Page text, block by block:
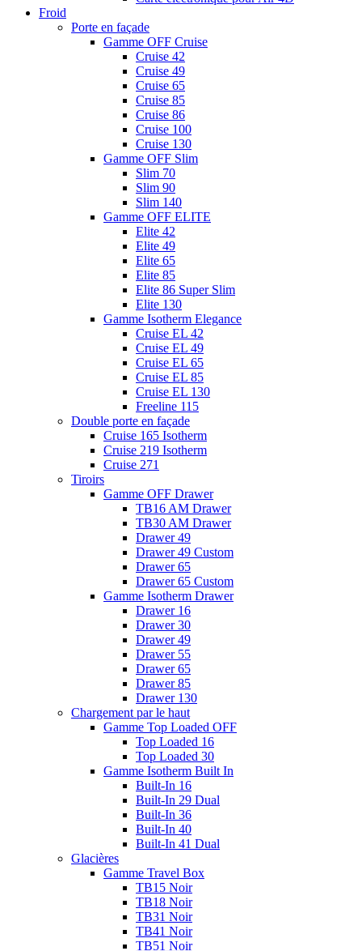
Froid
Porte en façade
Gamme OFF Cruise
Cruise 42
Cruise 49
Cruise 65
Cruise 85
Cruise 86
Cruise 100
Cruise 130
Gamme OFF Slim
Slim 70
Slim 90
Slim 140
Gamme OFF ELITE
Elite 42
Elite 49
Elite 65
Elite 85
Elite 86 Super Slim
Elite 130
Gamme Isotherm Elegance
Cruise EL 42
Cruise EL 49
Cruise EL 65
Cruise EL 85
Cruise EL 130
Freeline 115
Double porte en façade
Cruise 165 Isotherm
Cruise 219 Isotherm
Cruise 271
Tiroirs
Gamme OFF Drawer
TB16 AM Drawer
TB30 AM Drawer
Drawer 49
Drawer 49 Custom
Drawer 65
Drawer 65 Custom
Gamme Isotherm Drawer
Drawer 16
Drawer 30
Drawer 49
Drawer 55
Drawer 65
Drawer 85
Drawer 130
Chargement par le haut
Gamme Top Loaded OFF
Top Loaded 16
Top Loaded 30
Gamme Isotherm Built In
Built-In 16
Built-In 29 Dual
Built-In 36
Built-In 40
Built-In 41 Dual
Glacières
Gamme Travel Box
TB15 Noir
TB18 Noir
TB31 Noir
TB41 Noir
TB51 Noir